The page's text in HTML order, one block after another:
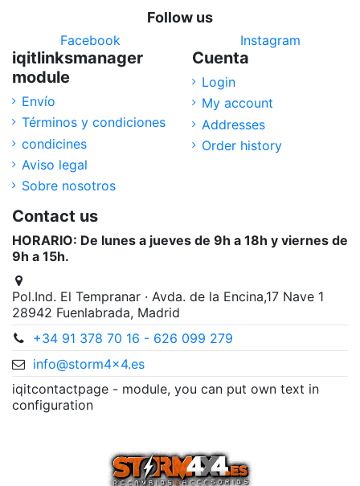
Follow us
Facebook Instagram
iqitlinksmanager
module
Envío
Términos y condiciones
condicines
Aviso legal
Sobre nosotros
Cuenta
Login
My account
Addresses
Order history
Contact us
HORARIO: De lunes a jueves de 9h a 18h y viernes de
9h a 15h.
Pol.Ind. El Tempranar · Avda. de la Encina,17 Nave 1
28942 Fuenlabrada, Madrid
+34 91 378 70 16 - 626 099 279
info@storm4x4.es
iqitcontactpage - module, you can put own text in
configuration